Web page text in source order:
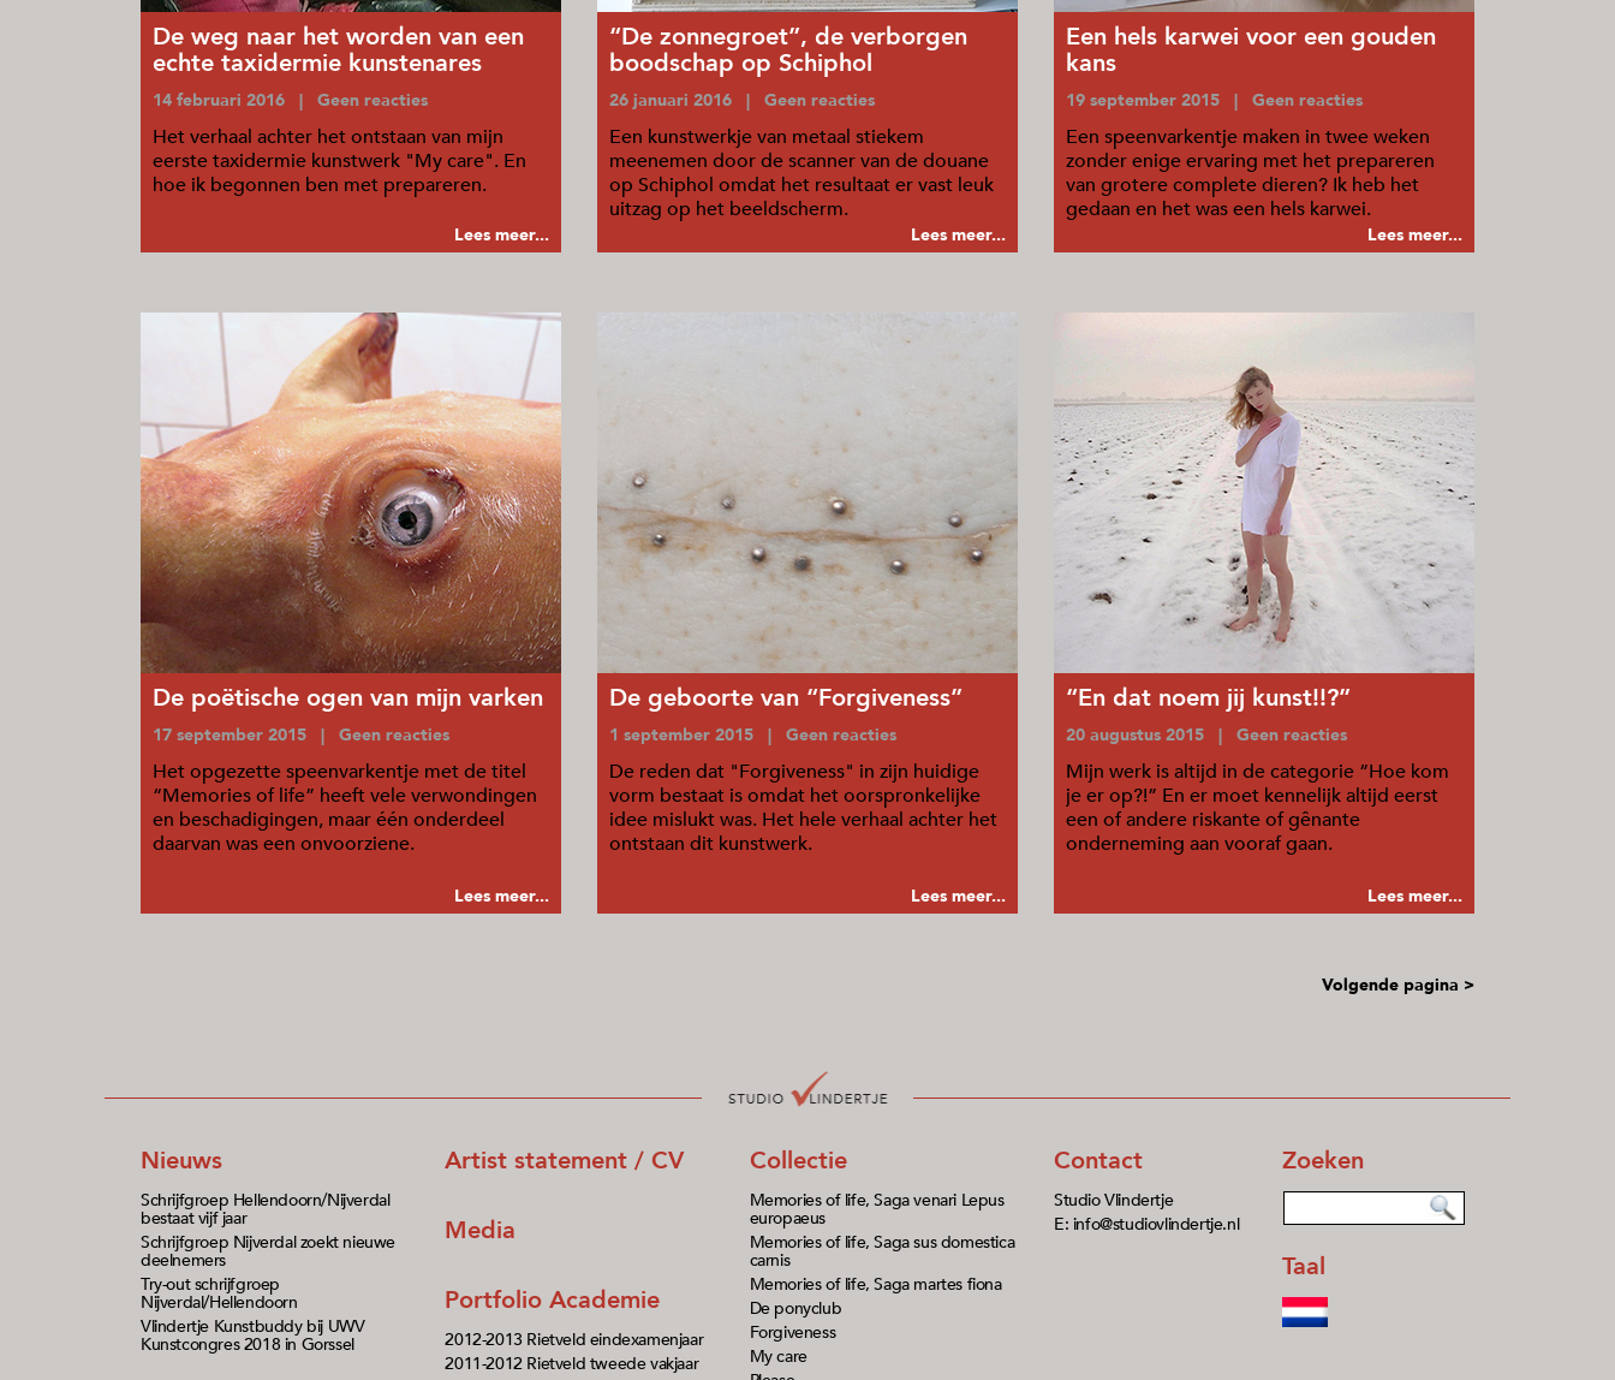
De weg naar het worden van een
echte taxidermie kunstenares
14 februari 2016 | Geen reacties
Het verhaal achter het ontstaan van mijn
eerste taxidermie kunstwerk "My care". En
hoe ik begonnen ben met prepareren.
Lees meer...
“De zonnegroet”, de verborgen
boodschap op Schiphol
26 januari 2016 | Geen reacties
Een kunstwerkje van metaal stiekem
meenemen door de scanner van de douane
op Schiphol omdat het resultaat er vast leuk
uitzag op het beeldscherm.
Lees meer...
Een hels karwei voor een gouden
kans
19 september 2015 | Geen reacties
Een speenvarkentje maken in twee weken
zonder enige ervaring met het prepareren
van grotere complete dieren? Ik heb het
gedaan en het was een hels karwei.
Lees meer...
De poëtische ogen van mijn varken
17 september 2015 | Geen reacties
Het opgezette speenvarkentje met de titel
“Memories of life” heeft vele verwondingen
en beschadigingen, maar één onderdeel
daarvan was een onvoorziene.
Lees meer...
De geboorte van “Forgiveness”
1 september 2015 | Geen reacties
De reden dat "Forgiveness" in zijn huidige
vorm bestaat is omdat het oorspronkelijke
idee mislukt was. Het hele verhaal achter het
ontstaan dit kunstwerk.
Lees meer...
“En dat noem jij kunst!!?”
20 augustus 2015 | Geen reacties
Mijn werk is altijd in de categorie “Hoe kom
je er op?!” En er moet kennelijk altijd eerst
een of andere riskante of gênante
onderneming aan vooraf gaan.
Lees meer...
Volgende pagina >
Nieuws
Schrijfgroep Hellendoorn/Nijverdal
bestaat vijf jaar
Schrijfgroep Nijverdal zoekt nieuwe
deelnemers
Try-out schrijfgroep
Nijverdal/Hellendoorn
Vlindertje Kunstbuddy bij UWV
Kunstcongres 2018 in Gorssel
Artist statement / CV
Media
Portfolio Academie
2012-2013 Rietveld eindexamenjaar
2011-2012 Rietveld tweede vakjaar
Collectie
Memories of life, Saga venari Lepus
europaeus
Memories of life, Saga sus domestica
carnis
Memories of life, Saga martes fiona
De ponyclub
Forgiveness
My care
Contact
Studio Vlindertje
E: info@studiovlindertje.nl
Zoeken
Taal